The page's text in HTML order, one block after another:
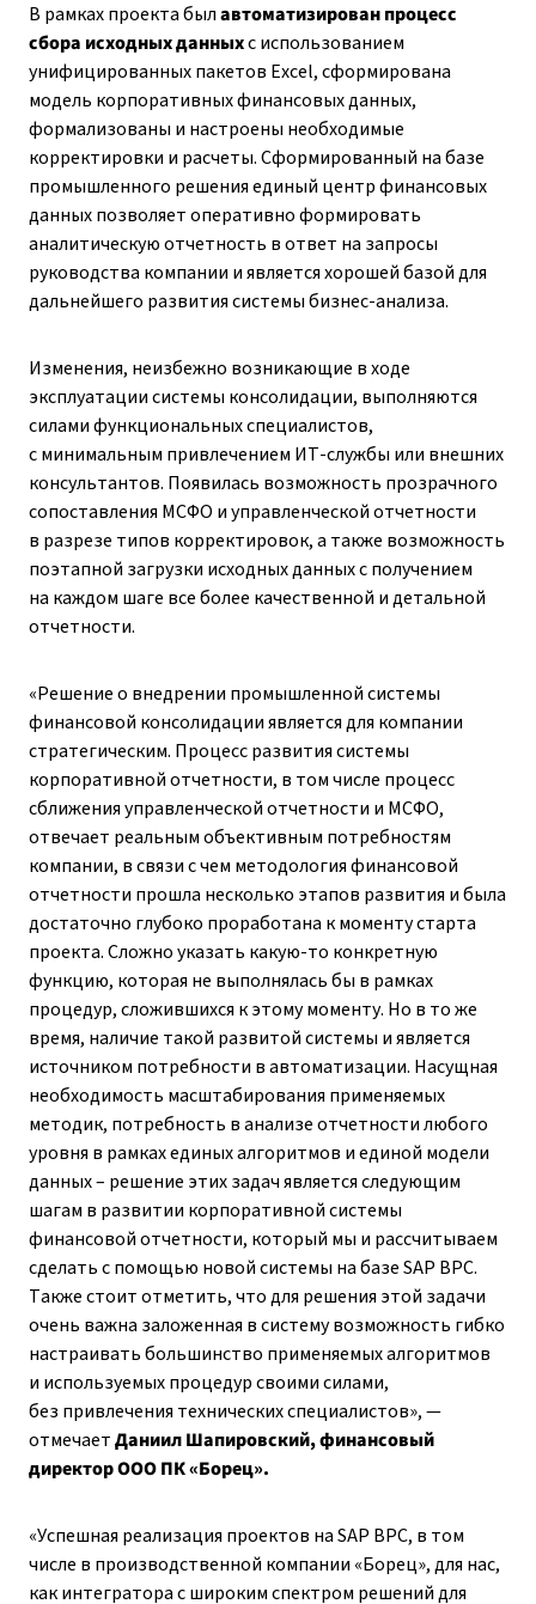
В рамках проекта былавтоматизирован процесс
сбора исходных данныхс использованием
унифицированных пакетов Excel, сформирована
модель корпоративных финансовых данных,
формализованы и настроены необходимые
корректировки и расчеты. Сформированный на базе
промышленного решения единый центр финансовых
данных позволяет оперативно формировать
аналитическую отчетность в ответ на запросы
руководства компании и является хорошей базой для
дальнейшего развития системы бизнес-анализа.
Изменения, неизбежно возникающие в ходе
эксплуатации системы консолидации, выполняются
силами функциональных специалистов,
с минимальным привлечением ИТ-службы или внешних
консультантов. Появилась возможность прозрачного
сопоставления МСФО и управленческой отчетности
в разрезе типов корректировок, а также возможность
поэтапной загрузки исходных данных с получением
на каждом шаге все более качественной и детальной
отчетности.
«Решение о внедрении промышленной системы
финансовой консолидации является для компании
стратегическим. Процесс развития системы
корпоративной отчетности, в том числе процесс
сближения управленческой отчетности и МСФО,
отвечает реальным объективным потребностям
компании, в связи с чем методология финансовой
отчетности прошла несколько этапов развития и была
достаточно глубоко проработана к моменту старта
проекта. Сложно указать какую-то конкретную
функцию, которая не выполнялась бы в рамках
процедур, сложившихся к этому моменту. Но в то же
время, наличие такой развитой системы и является
источником потребности в автоматизации. Насущная
необходимость масштабирования применяемых
методик, потребность в анализе отчетности любого
уровня в рамках единых алгоритмов и единой модели
данных – решение этих задач является следующим
шагам в развитии корпоративной системы
финансовой отчетности, который мы и рассчитываем
сделать с помощью новой системы на базе SAP BPC.
Также стоит отметить, что для решения этой задачи
очень важна заложенная в систему возможность гибко
настраивать большинство применяемых алгоритмов
и используемых процедур своими силами,
без привлечения технических специалистов», —
отмечаетДаниил Шапировский, финансовый
директор ООО ПК «Борец».
«Успешная реализация проектов на SAP BPC, в том
числе в производственной компании «Борец», для нас,
как интегратора с широким спектром решений для